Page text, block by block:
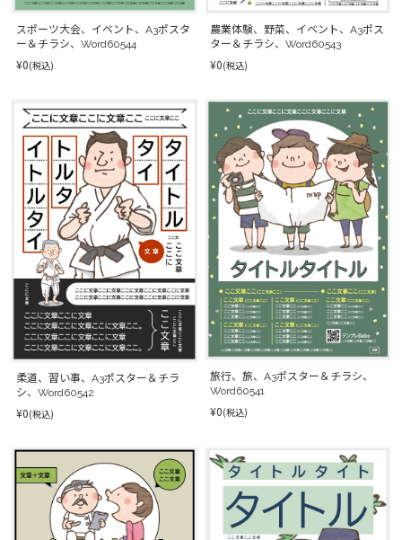
スポーツ大会、イベント、A3ポスタ
ー＆チラシ、Word60544
¥0(税込)
農業体験、野菜、イベント、A3ポス
ター＆チラシ、Word60543
¥0(税込)
柔道、習い事、A3ポスター＆チラ
シ、Word60542
¥0(税込)
旅行、旅、A3ポスター＆チラシ、
Word60541
¥0(税込)